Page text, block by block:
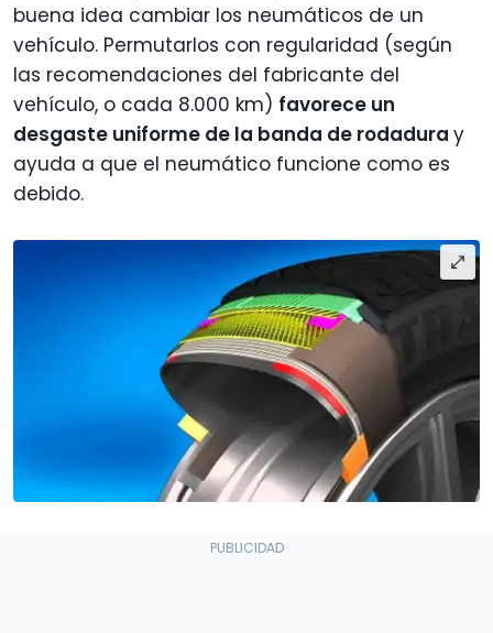
buena idea cambiar los neumáticos de un
vehículo. Permutarlos con regularidad (según
las recomendaciones del fabricante del
vehículo, o cada 8.000 km) favorece un
desgaste uniforme de la banda de rodadura y
ayuda a que el neumático funcione como es
debido.